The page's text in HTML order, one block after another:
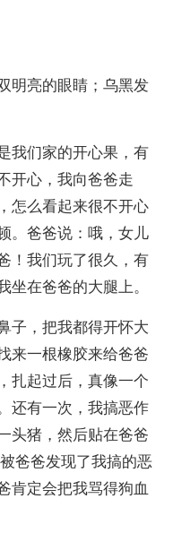
亮的眼睛；乌黑发
们家的开心果，有
开心，我向爸爸走
怎么看起来很不开心
。爸爸说：哦，女儿
！我们玩了很久，有
坐在爸爸的大腿上。
，把我都得开怀大
来一根橡胶来给爸爸
扎起过后，真像一个
还有一次，我搞恶作
头猪，然后贴在爸爸
爸爸发现了我搞的恶
肯定会把我骂得狗血